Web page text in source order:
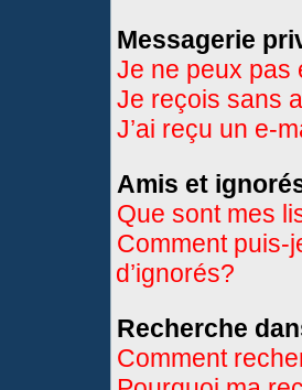
Messagerie
Je ne peux pas
Je reçois sans
J’ai reçu un e-
Amis et
Que sont mes
Comment puis-
d’ignorés?
Recherche
Comment